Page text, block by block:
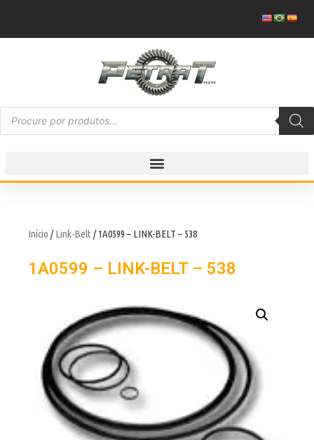
Início /Link-Belt / 1A0599 – LINK-BELT – 538
1A0599 – LINK-BELT – 538